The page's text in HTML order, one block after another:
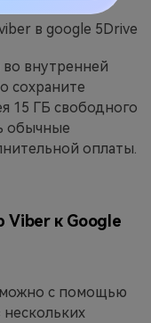
внутренней
сохраните
15 ГБ свободного
обычные
оплаты.
Viber к Google
можно с помощью